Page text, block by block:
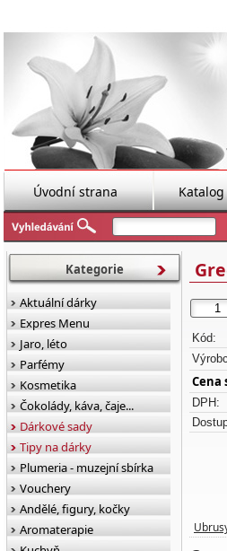
Úvodní strana
Kód:
Cena
DPH:
Kategorie
Aktuální dárky
Expres Menu
Jaro, léto
Parfémy
Kosmetika
Čokolády, káva, čaje...
Dárkové sady
Tipy na dárky
Plumeria - muzejní sbírka
Vouchery
Andělé, figury, kočky
Aromaterapie